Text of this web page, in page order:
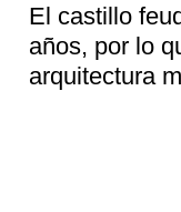
El castillo
años, por lo
arquitectura